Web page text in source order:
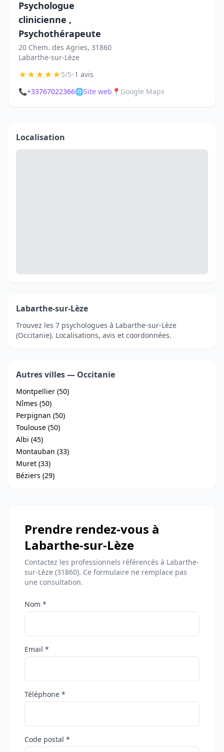
Psychologue
clinicienne ,
Psychothérapeute
20 Chem. des Agries, 31860
Labarthe-sur-Lèze
★★★★★5/5•1 avis
📞+33767022366🌐Site web 📍 Google Maps
Localisation
Labarthe-sur-Lèze
Trouvez les 7 psychologues à Labarthe-sur-Lèze
(Occitanie). Localisations, avis et coordonnées.
Autres villes — Occitanie
Montpellier (50)
Nîmes (50)
Perpignan (50)
Toulouse (50)
Albi (45)
Montauban (33)
Muret (33)
Béziers (29)
Prendre rendez-vous à
Labarthe-sur-Lèze
Contactez les professionnels référencés à Labarthe-
sur-Lèze (31860). Ce formulaire ne remplace pas
une consultation.
Nom *
Email *
Téléphone *
Code postal *